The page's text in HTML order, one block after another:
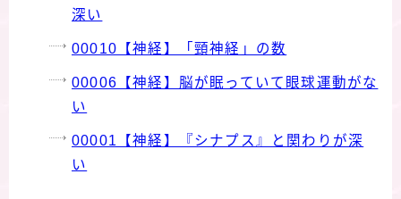
深い
00010【神経】「頸神経」の数
00006【神経】脳が眠っていて眼球運動がな
い
00001【神経】『シナプス』と関わりが深
い